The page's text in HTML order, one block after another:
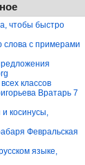
чтобы быстро
слова с примерами
классов
Вратарь 7
косинусы,
Февральская
языке,